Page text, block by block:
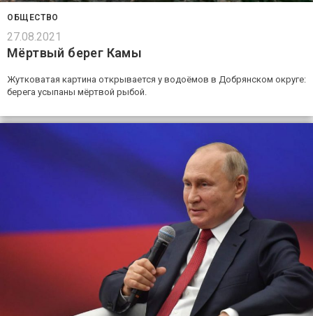
ОБЩЕСТВО
27.08.2021
Мёртвый берег Камы
Жутковатая картина открывается у водоёмов в Добрянском округе:
берега усыпаны мёртвой рыбой.